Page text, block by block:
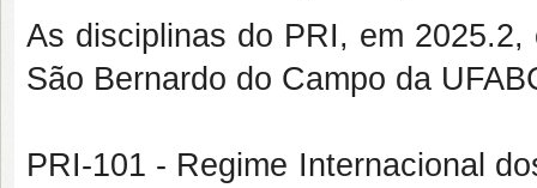
As disciplinas do PRI, em
São Bernardo do Campo da
PRI-101 - Regime Internacional